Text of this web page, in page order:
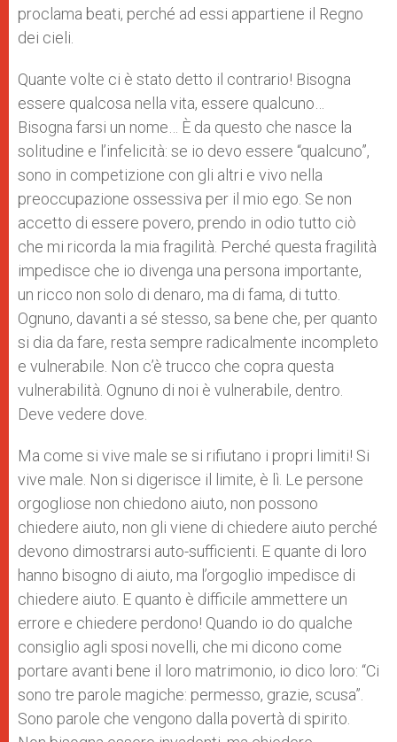
proclama beati, perché ad essi appartiene il Regno
dei cieli.
Quante volte ci è stato detto il contrario! Bisogna
essere qualcosa nella vita, essere qualcuno…
Bisogna farsi un nome… È da questo che nasce la
solitudine e l’infelicità: se io devo essere “qualcuno”,
sono in competizione con gli altri e vivo nella
preoccupazione ossessiva per il mio ego. Se non
accetto di essere povero, prendo in odio tutto ciò
che mi ricorda la mia fragilità. Perché questa fragilità
impedisce che io divenga una persona importante,
un ricco non solo di denaro, ma di fama, di tutto.
Ognuno, davanti a sé stesso, sa bene che, per quanto
si dia da fare, resta sempre radicalmente incompleto
e vulnerabile. Non c’è trucco che copra questa
vulnerabilità. Ognuno di noi è vulnerabile, dentro.
Deve vedere dove.
Ma come si vive male se si rifiutano i propri limiti! Si
vive male. Non si digerisce il limite, è lì. Le persone
orgogliose non chiedono aiuto, non possono
chiedere aiuto, non gli viene di chiedere aiuto perché
devono dimostrarsi auto-sufficienti. E quante di loro
hanno bisogno di aiuto, ma l’orgoglio impedisce di
chiedere aiuto. E quanto è difficile ammettere un
errore e chiedere perdono! Quando io do qualche
consiglio agli sposi novelli, che mi dicono come
portare avanti bene il loro matrimonio, io dico loro: “Ci
sono tre parole magiche: permesso, grazie, scusa”.
Sono parole che vengono dalla povertà di spirito.